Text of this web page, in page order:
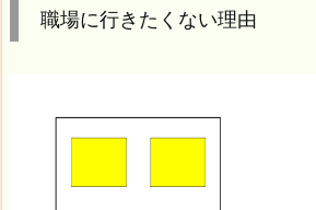
職場に行きたくない理由